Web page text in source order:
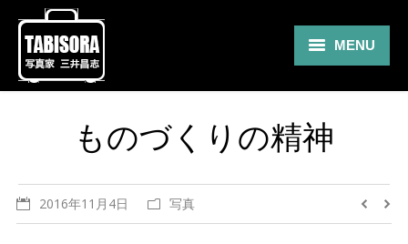
MENU
Gallery
Travel
About
Blog
ものづくりの精神
2016年11月4日 写真